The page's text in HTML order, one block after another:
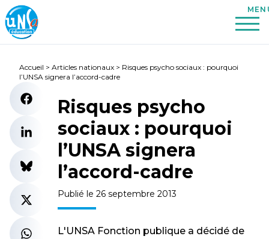
Accueil > Articles nationaux > Risques psycho sociaux : pourquoi
l’UNSA signera l’accord-cadre
Risques psycho
sociaux : pourquoi
l’UNSA signera
l’accord-cadre
Publié le 26 septembre 2013
L'UNSA Fonction publique a décidé de